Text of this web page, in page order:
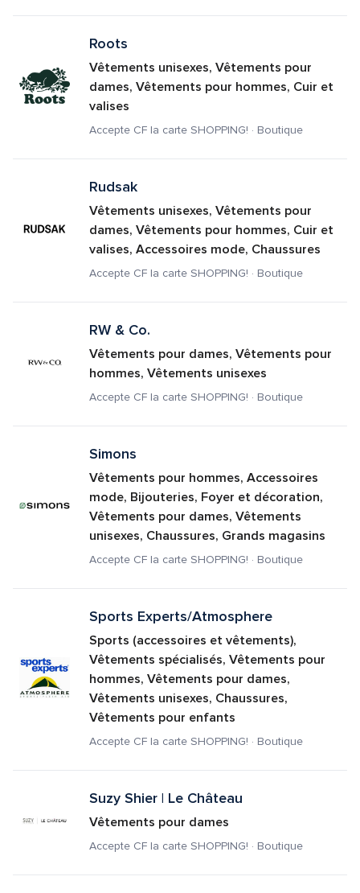
Roots
Vêtements unisexes, Vêtements pour
dames, Vêtements pour hommes, Cuir et
valises
Accepte CF la carte SHOPPING! · Boutique
Rudsak
Vêtements unisexes, Vêtements pour
dames, Vêtements pour hommes, Cuir et
valises, Accessoires mode, Chaussures
Accepte CF la carte SHOPPING! · Boutique
RW & Co.
Vêtements pour dames, Vêtements pour
hommes, Vêtements unisexes
Accepte CF la carte SHOPPING! · Boutique
Simons
Vêtements pour hommes, Accessoires
mode, Bijouteries, Foyer et décoration,
Vêtements pour dames, Vêtements
unisexes, Chaussures, Grands magasins
Accepte CF la carte SHOPPING! · Boutique
Sports Experts/Atmosphere
Sports (accessoires et vêtements),
Vêtements spécialisés, Vêtements pour
hommes, Vêtements pour dames,
Vêtements unisexes, Chaussures,
Vêtements pour enfants
Accepte CF la carte SHOPPING! · Boutique
Suzy Shier | Le Château
Vêtements pour dames
Accepte CF la carte SHOPPING! · Boutique